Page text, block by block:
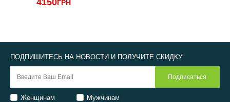
4150ГРН
ПОДПИШИТЕСЬ НА НОВОСТИ И ПОЛУЧИТЕ СКИДКУ
Женщинам Мужчинам